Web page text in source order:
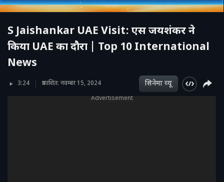
S Jaishankar UAE Visit: एस जयशंकर ने
किया UAE का दौरा | Top 10 International
News
3:24 प्रकाशित: नवम्बर 15, 2024 सिनेमा व्‍यू
Advertisement